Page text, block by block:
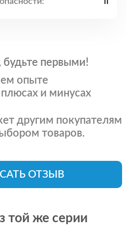
первыми!
опыте
и минусах
другим покупателям
товаров.
ОТЗЫВ
той же серии